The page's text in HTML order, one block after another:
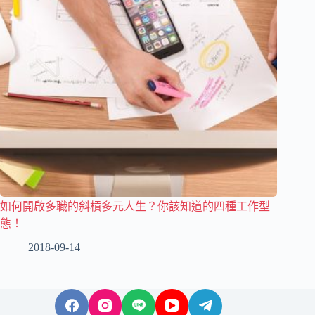
如何開啟多職的斜槓多元人生？你該知道的四種工作型
態！
2018-09-14